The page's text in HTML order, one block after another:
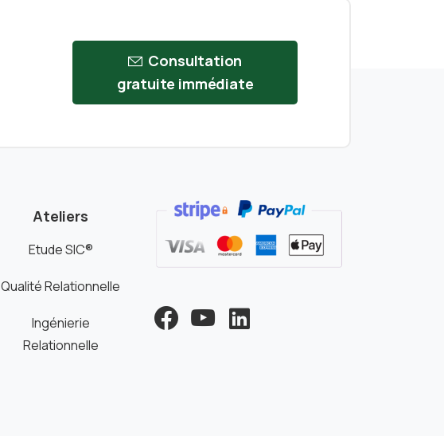
Consultation
gratuite immédiate
Ateliers
Etude SIC®
Qualité Relationnelle
Ingénierie
Relationnelle